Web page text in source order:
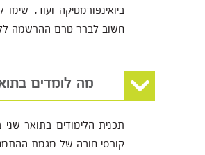
ביואינפורמטיקה ועוד.
חשוב לברר טרם ההרשמה
מה לומדים
תכנית הלימודים בתואר
קורסי חובה של מגמת